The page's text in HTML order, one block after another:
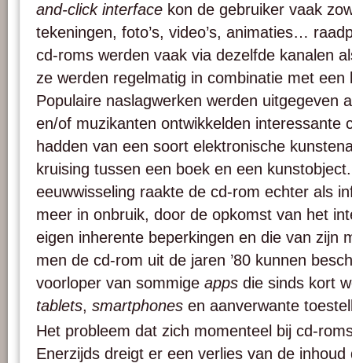
and-click interface kon de gebruiker vaak
tekeningen, foto’s, video’s, animaties…
cd-roms werden vaak via dezelfde kanalen
ze werden regelmatig in combinatie met een
Populaire naslagwerken werden uitgegeven
en/of muzikanten ontwikkelden interessante
hadden van een soort elektronische
kruising tussen een boek en een
eeuwwisseling raakte de cd-rom echter als
meer in onbruik, door de opkomst van het
eigen inherente beperkingen en die van zijn
men de cd-rom uit de jaren ’80 kunnen
voorloper van sommige apps die sinds kort
tablets, smartphones en aanverwante
Het probleem dat zich momenteel bij cd-
Enerzijds dreigt er een verlies van de